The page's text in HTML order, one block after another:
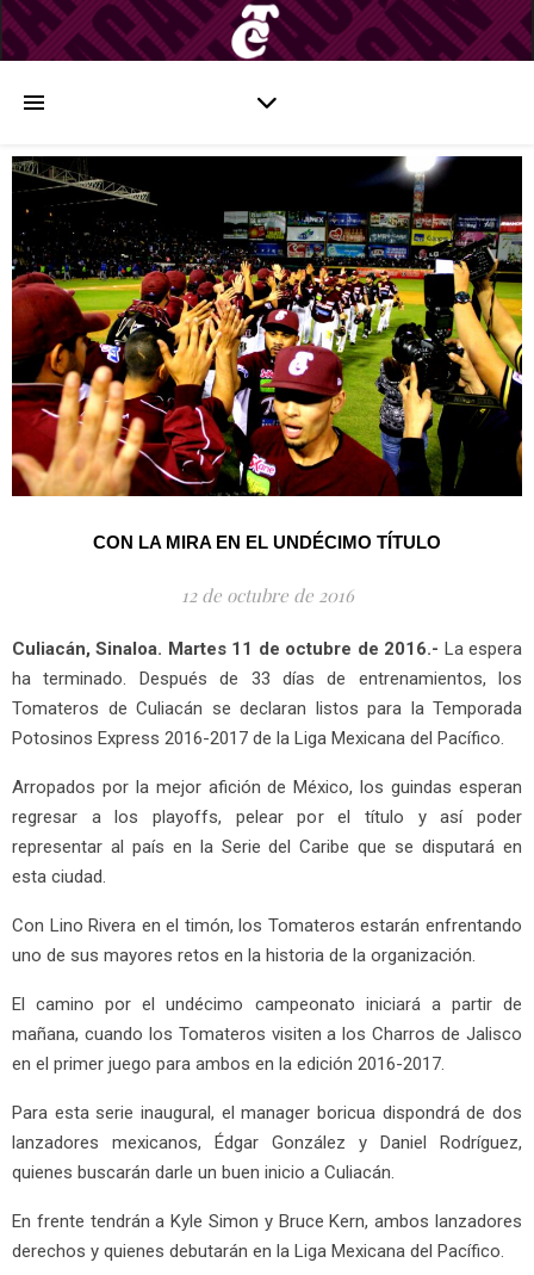
CON LA MIRA EN EL UNDÉCIMO TÍTULO
12 de octubre de 2016
Culiacán, Sinaloa. Martes 11 de octubre de 2016.- La espera
ha terminado. Después de 33 días de entrenamientos, los
Tomateros de Culiacán se declaran listos para la Temporada
Potosinos Express 2016-2017 de la Liga Mexicana del Pacífico.
Arropados por la mejor afición de México, los guindas esperan
regresar a los playoffs, pelear por el título y así poder
representar al país en la Serie del Caribe que se disputará en
esta ciudad.
Con Lino Rivera en el timón, los Tomateros estarán enfrentando
uno de sus mayores retos en la historia de la organización.
El camino por el undécimo campeonato iniciará a partir de
mañana, cuando los Tomateros visiten a los Charros de Jalisco
en el primer juego para ambos en la edición 2016-2017.
Para esta serie inaugural, el manager boricua dispondrá de dos
lanzadores mexicanos, Édgar González y Daniel Rodríguez,
quienes buscarán darle un buen inicio a Culiacán.
En frente tendrán a Kyle Simon y Bruce Kern, ambos lanzadores
derechos y quienes debutarán en la Liga Mexicana del Pacífico.